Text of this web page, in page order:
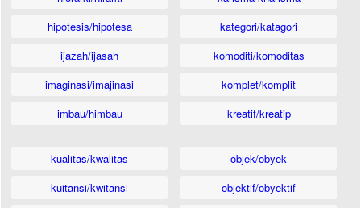
hipotesis/hipotesa
ijazah/ijasah
imaginasi/imajinasi
imbau/himbau
kategori/katagori
komoditi/komoditas
komplet/komplit
kreatif/kreatip
kualitas/kwalitas
kuitansi/kwitansi
objek/obyek
objektif/obyektif